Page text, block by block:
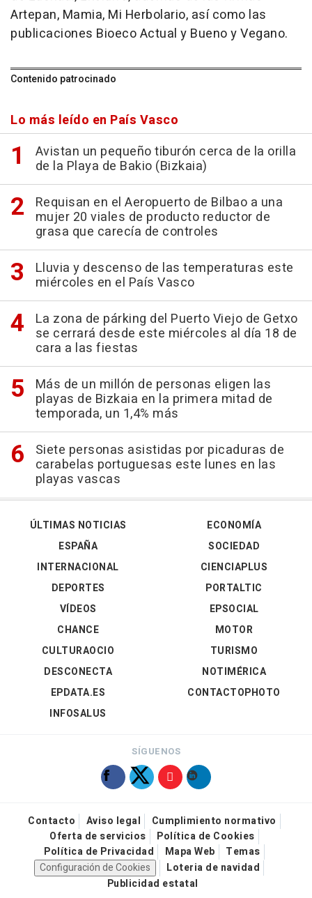
Artepan, Mamia, Mi Herbolario, así como las
publicaciones Bioeco Actual y Bueno y Vegano.
Contenido patrocinado
Lo más leído en País Vasco
Avistan un pequeño tiburón cerca de la orilla
de la Playa de Bakio (Bizkaia)
Requisan en el Aeropuerto de Bilbao a una
mujer 20 viales de producto reductor de
grasa que carecía de controles
Lluvia y descenso de las temperaturas este
miércoles en el País Vasco
La zona de párking del Puerto Viejo de Getxo
se cerrará desde este miércoles al día 18 de
cara a las fiestas
Más de un millón de personas eligen las
playas de Bizkaia en la primera mitad de
temporada, un 1,4% más
Siete personas asistidas por picaduras de
carabelas portuguesas este lunes en las
playas vascas
ÚLTIMAS NOTICIAS
ESPAÑA
INTERNACIONAL
DEPORTES
VÍDEOS
ECONOMÍA
SOCIEDAD
CIENCIAPLUS
PORTALTIC
EPSOCIAL
CHANCE
CULTURAOCIO
DESCONECTA
EPDATA.ES
INFOSALUS
MOTOR
TURISMO
NOTIMÉRICA
CONTACTOPHOTO
SÍGUENOS
Contacto Aviso legal
Cumplimiento normativo
Oferta de servicios
Política de Cookies
Política de Privacidad
Mapa Web
Temas
Configuración de Cookies
Loteria de navidad
Publicidad estatal